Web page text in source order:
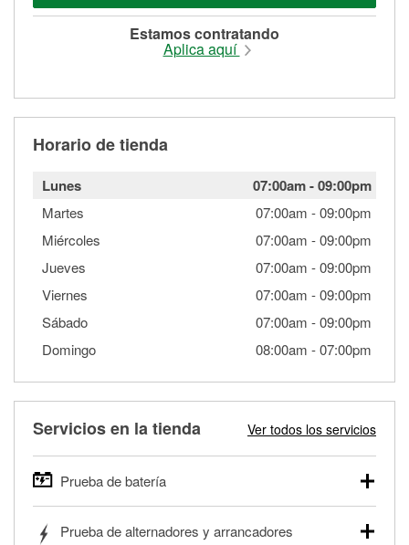
Estamos contratando
Aplica aquí
Horario de tienda
Lunes 07:00am-09:00pm
Martes 07:00am -09:00pm
Miércoles
07:00am -09:00pm
Jueves
07:00am -09:00pm
Viernes
07:00am -09:00pm
Sábado
07:00am -09:00pm
Domingo
08:00am -07:00pm
Servicios en la tienda Ver todos los servicios
Prueba de batería
autos, camionetas, SUVs, vehículos comerciales y
Prueba de alternadores y arrancadores